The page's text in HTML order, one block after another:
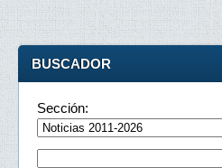
BUSCADOR
Sección: